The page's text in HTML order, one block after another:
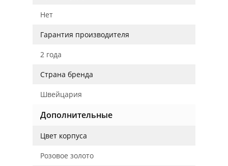
Нет
Гарантия производителя
2 года
Страна бренда
Швейцария
Дополнительные
Цвет корпуса
Розовое золото